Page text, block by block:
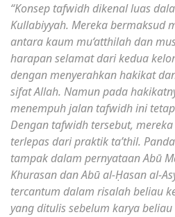
“Konsep tafwidh dikenal luas
Kullabiyyah. Mereka bermaksud
antara kaum mu‘atthilah dan
harapan selamat dari kedua
dengan menyerahkan hakikat
sifat Allah. Namun pada
menempuh jalan tafwidh ini
Dengan tafwidh tersebut,
terlepas dari praktik ta’thil.
tampak dalam pernyataan Abū
Khurasan dan Abū al-Ḥasan al-
tercantum dalam risalah beliau
yang ditulis sebelum karya